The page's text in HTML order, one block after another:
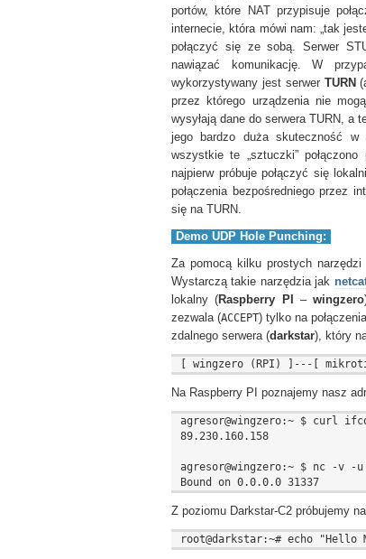
portów, które NAT przypisuje
internecie, która mówi nam: „tak
połączyć się ze sobą. Serwer
nawiązać komunikację. W
wykorzystywany jest serwer TURN
przez którego urządzenia nie
wysyłają dane do serwera TURN, a
jego bardzo duża skuteczność w
wszystkie te „sztuczki” połączono
najpierw próbuje połączyć się
połączenia bezpośredniego przez
się na TURN.
Demo UDP Hole Punching:
Za pomocą kilku prostych narzędzi
Wystarczą takie narzędzia jak
lokalny (Raspberry PI –wingzero
zezwala (ACCEPT) tylko na
zdalnego serwera (darkstar), który
Na Raspberry PI poznajemy nasz
agresor@wingzero:~ $ curl
89.230.160.158
agresor@wingzero:~ $ nc -v -
Z poziomu Darkstar-C2 próbujemy